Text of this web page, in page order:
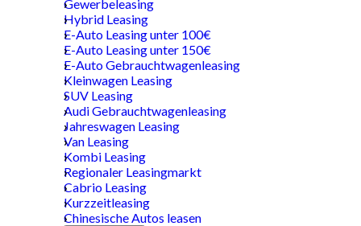
Gewerbeleasing
Hybrid Leasing
E-Auto Leasing unter 100€
E-Auto Leasing unter 150€
E-Auto Gebrauchtwagenleasing
Kleinwagen Leasing
SUV Leasing
Audi Gebrauchtwagenleasing
Jahreswagen Leasing
Van Leasing
Kombi Leasing
Regionaler Leasingmarkt
Cabrio Leasing
Kurzzeitleasing
Chinesische Autos leasen